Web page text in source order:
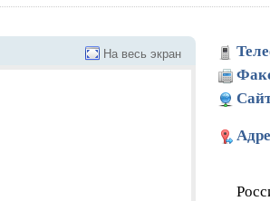
На весь экран